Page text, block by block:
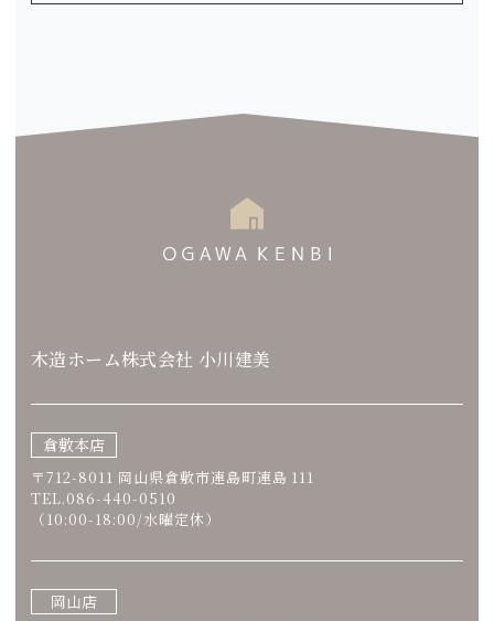
木造ホーム株式会社 小川建美
倉敷本店
〒712-8011 岡山県倉敷市連島町連島 111
TEL.086-440-0510
（10:00-18:00/水曜定休）
岡山店